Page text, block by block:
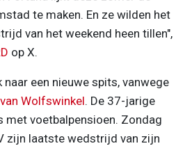
te maken. En ze wilden het
van het weekend heen tillen",
op X.
naar een nieuwe spits, vanwege
Wolfswinkel. De 37-jarige
met voetbalpensioen. Zondag
zijn laatste wedstrijd van zijn